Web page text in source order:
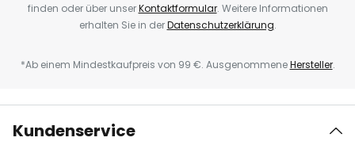
finden oder über unserKontaktformular. Weitere Informationen
erhalten Sie in derDatenschutzerklärung.
*Ab einem Mindestkaufpreis von 99 €. AusgenommeneHersteller.
Kundenservice